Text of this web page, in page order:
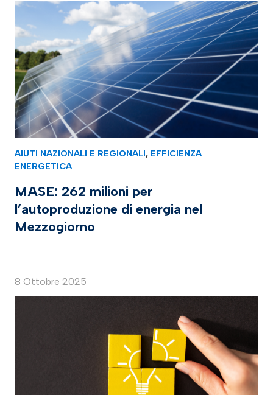
AIUTI NAZIONALI E REGIONALI, EFFICIENZA
ENERGETICA
MASE: 262 milioni per
l’autoproduzione di energia nel
Mezzogiorno
8 Ottobre 2025